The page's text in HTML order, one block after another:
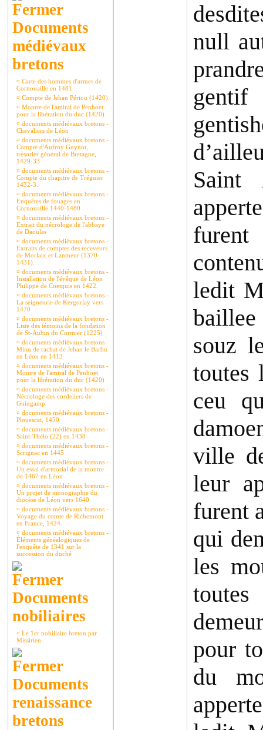
Documents
médiévaux
bretons
¤ Carte des hommes d'armes de
Cornouaille en 1481
¤ Compte de Jehan Périou (1420).
¤ Montre de l'amiral de Penhoet
pour la libération du duc (1420)
¤ documents médiévaux bretons -
Chevaliers de Léon
¤ documents médiévaux bretons -
Compte d'Aufroy Guynot,
trésorier général de Bretagne,
1429-33
¤ documents médiévaux bretons -
Compte du chapitre de Tréguier
1432-3.
¤ documents médiévaux bretons -
Enquêtes de fouages en
Cornouaille 1440-1480
¤ documents médiévaux bretons -
Extrait du nécrologe de l'abbaye
de Daoulas
¤ documents médiévaux bretons -
Extraits de comptes des receveurs
de Morlaix et Lanmeur (1370-
1431).
¤ documents médiévaux bretons -
Installation de l'évêque de Léon
Philippe de Coetquis en 1422.
¤ documents médiévaux bretons -
La seigneurie de Kergorlay vers
1470
¤ documents médiévaux bretons -
Liste des témoins de la fondation
de St-Aubin du Cormier (1225)
¤ documents médiévaux bretons -
Minu de rachat de Jehan le Barbu
en Léon en 1413
¤ documents médiévaux bretons -
Montre de l'amiral de Penhoet
pour la libération du duc (1420)
¤ documents médiévaux bretons -
Nécrologe des cordeliers de
Guingamp
¤ documents médiévaux bretons -
Plouescat, 1450
¤ documents médiévaux bretons -
Saint-Thélo (22) en 1438
¤ documents médiévaux bretons -
Scrignac en 1445
¤ documents médiévaux bretons -
Un essai d'armorial de la montre
de 1467 en Léon
¤ documents médiévaux bretons -
Un projet de monographie du
diocèse de Léon vers 1640
¤ documents médiévaux bretons -
Voyage du comte de Richemont
en France, 1424.
¤ documents médiévaux bretons -
Éléments généalogiques de
l'enquête de 1341 sur la
succession du duché
Documents
nobiliaires
¤ Le 1er nobiliaire breton par
Missirien
Documents
renaissance
bretons
null
ledit
souz
toutes
ceu
ville
leur
furent
qui
les
toutes
pour
du